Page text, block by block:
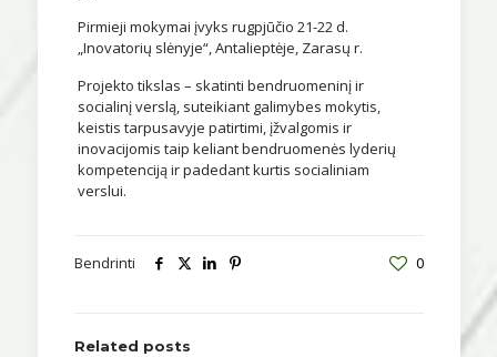
Pirmieji mokymai įvyks rugpjūčio 21-22 d.
„Inovatorių slėnyje“, Antalieptėje, Zarasų r.
Projekto tikslas – skatinti bendruomeninį ir
socialinį verslą, suteikiant galimybes mokytis,
keistis tarpusavyje patirtimi, įžvalgomis ir
inovacijomis taip keliant bendruomenės lyderių
kompetenciją ir padedant kurtis socialiniam
verslui.
Bendrinti 0
Related posts